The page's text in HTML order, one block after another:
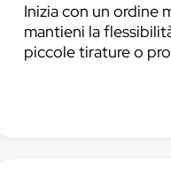
Inizia con un ordine
mantieni la
piccole tirature o